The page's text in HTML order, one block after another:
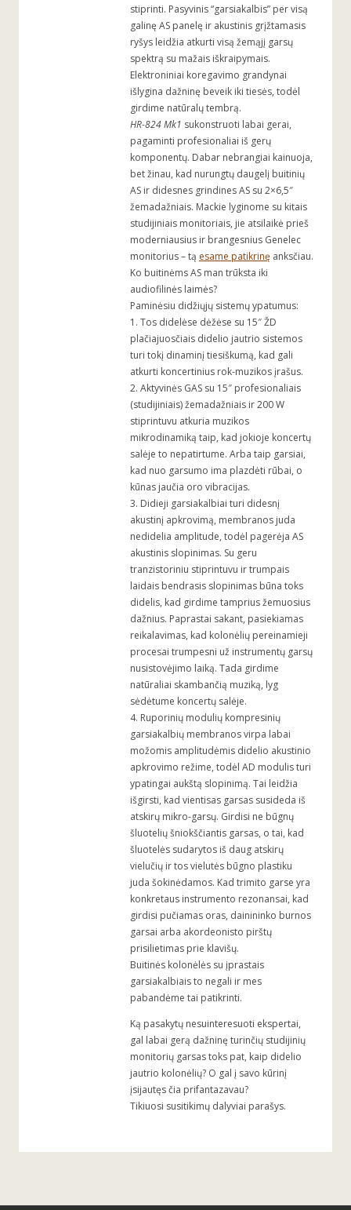
stiprinti. Pasyvinis “garsiakalbis” per visą
galinę AS panelę ir akustinis grįžtamasis
ryšys leidžia atkurti visą žemąjį garsų
spektrą su mažais iškraipymais.
Elektroniniai koregavimo grandynai
išlygina dažninę beveik iki tiesės, todėl
girdime natūralų tembrą.
HR-824 Mk1 sukonstruoti labai gerai,
pagaminti profesionaliai iš gerų
komponentų. Dabar nebrangiai kainuoja,
bet žinau, kad nurungtų daugelį buitinių
AS ir didesnes grindines AS su 2×6,5″
žemadažniais. Mackie lyginome su kitais
studijiniais monitoriais, jie atsilaikė prieš
moderniausius ir brangesnius Genelec
monitorius – tą esame patikrinę anksčiau.
Ko buitinėms AS man trūksta iki
audiofilinės laimės?
Paminėsiu didžiųjų sistemų ypatumus:
1. Tos didelėse dėžėse su 15″ ŽD
plačiajuosčiais didelio jautrio sistemos
turi tokį dinaminį tiesiškumą, kad gali
atkurti koncertinius rok-muzikos įrašus.
2. Aktyvinės GAS su 15″ profesionaliais
(studijiniais) žemadažniais ir 200 W
stiprintuvu atkuria muzikos
mikrodinamiką taip, kad jokioje koncertų
salėje to nepatirtume. Arba taip garsiai,
kad nuo garsumo ima plazdėti rūbai, o
kūnas jaučia oro vibracijas.
3. Didieji garsiakalbiai turi didesnį
akustinį apkrovimą, membranos juda
nedidelia amplitude, todėl pagerėja AS
akustinis slopinimas. Su geru
tranzistoriniu stiprintuvu ir trumpais
laidais bendrasis slopinimas būna toks
didelis, kad girdime tamprius žemuosius
dažnius. Paprastai sakant, pasiekiamas
reikalavimas, kad kolonėlių pereinamieji
procesai trumpesni už instrumentų garsų
nusistovėjimo laiką. Tada girdime
natūraliai skambančią muziką, lyg
sėdėtume koncertų salėje.
4. Ruporinių modulių kompresinių
garsiakalbių membranos virpa labai
možomis amplitudėmis didelio akustinio
apkrovimo režime, todėl AD modulis turi
ypatingai aukštą slopinimą. Tai leidžia
išgirsti, kad vientisas garsas susideda iš
atskirų mikro-garsų. Girdisi ne būgnų
šluotelių šniokščiantis garsas, o tai, kad
šluotelės sudarytos iš daug atskirų
vielučių ir tos vielutės būgno plastiku
juda šokinėdamos. Kad trimito garse yra
konkretaus instrumento rezonansai, kad
girdisi pučiamas oras, dainininko burnos
garsai arba akordeonisto pirštų
prisilietimas prie klavišų.
Buitinės kolonėlės su įprastais
garsiakalbiais to negali ir mes
pabandėme tai patikrinti.
Ką pasakytų nesuinteresuoti ekspertai,
gal labai gerą dažninę turinčių studijinių
monitorių garsas toks pat, kaip didelio
jautrio kolonėlių? O gal į savo kūrinį
įsijautęs čia prifantazavau?
Tikiuosi susitikimų dalyviai parašys.